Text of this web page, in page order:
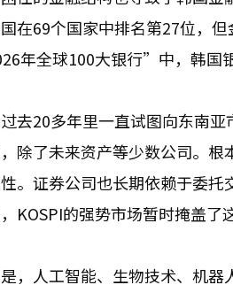
在69个国家中排名第27位，
年全球100大银行”中，韩国
去20多年里一直试图向东南
除了未来资产等少数公司。
。证券公司也长期依赖于委
KOSPI的强势市场暂时掩盖了
，人工智能、生物技术、机